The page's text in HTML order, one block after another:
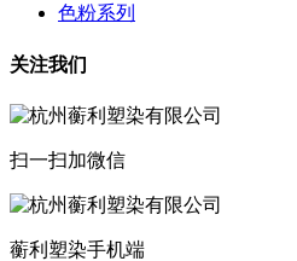
色粉系列
关注我们
扫一扫加微信
蘅利塑染手机端